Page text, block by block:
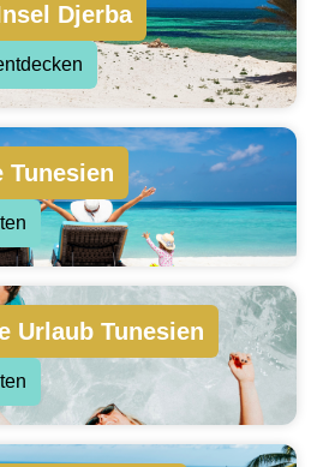
Djerba
Tunesien
Urlaub Tunesien